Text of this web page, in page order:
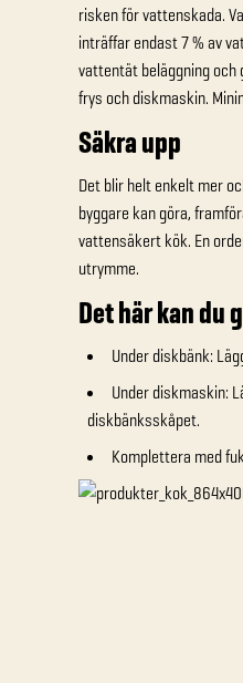
risken för vattenskada.
inträffar endast 7 % av
vattentät beläggning och
frys och diskmaskin.
Säkra upp
Det blir helt enkelt mer
byggare kan göra,
vattensäkert kök. En
utrymme.
Det här kan du
Under diskbänk:
Under diskmaskin:
diskbänksskåpet.
Komplettera med